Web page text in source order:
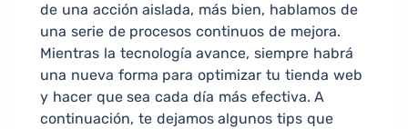
de una acción aislada, más bien, hablamos de
una serie de procesos continuos de mejora.
Mientras la tecnología avance, siempre habrá
una nueva forma para optimizar tu tienda web
y hacer que sea cada día más efectiva. A
continuación, te dejamos algunos tips que